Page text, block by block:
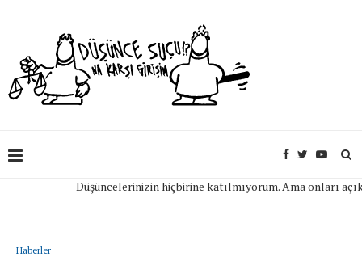
Düşüncelerinizin hiçbirine katılmıyorum. Ama onları açıkça
Haberler